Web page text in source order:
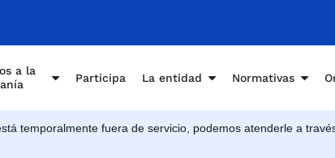
a la
Participa La entidad Normativas
temporalmente fuera de servicio, podemos atenderle a